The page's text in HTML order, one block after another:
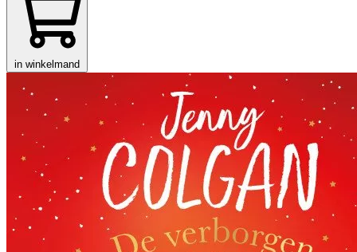
in winkelmand